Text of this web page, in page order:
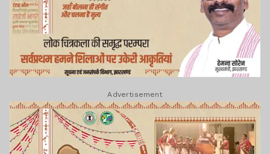
Advertisement